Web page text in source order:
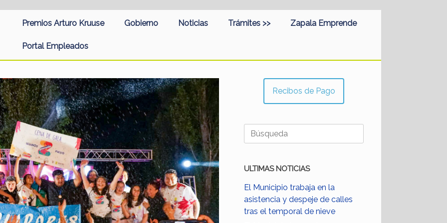
Premios Arturo Kruuse Gobierno Noticias Trámites >> Zapala Emprende
Portal Empleados
Recibos de Pago
Buscar:
ULTIMAS NOTICIAS
El Municipio trabaja en la
asistencia y despeje de calles
tras el temporal de nieve